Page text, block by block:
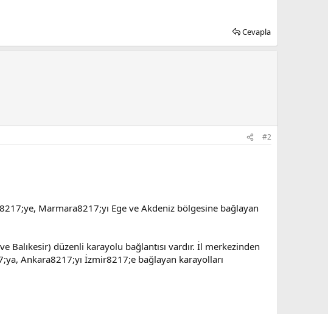
Cevapla
#2
Marmara8217;yı Ege ve Akdeniz bölgesine bağlayan
Balıkesir) düzenli karayolu bağlantısı vardır. İl merkezinden
Ankara8217;yı İzmir8217;e bağlayan karayolları